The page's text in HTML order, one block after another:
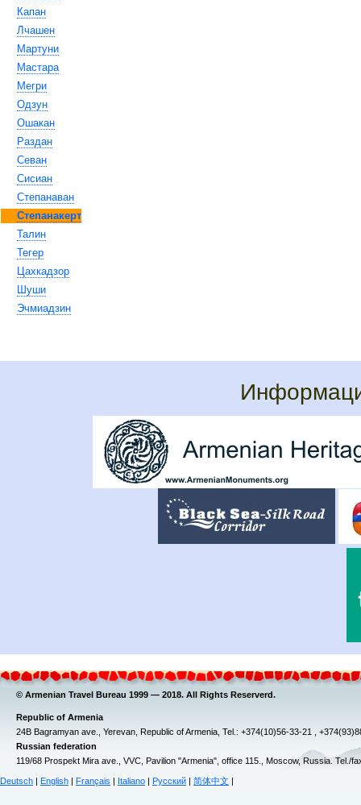
Капан
Лчашен
Мартуни
Мастара
Мегри
Одзун
Ошакан
Раздан
Севан
Сисиан
Степанаван
Степанакерт
Талин
Тегер
Цахкадзор
Шуши
Эчмиадзин
© Armenian Travel Bureau 1999 — 2018. All Rights Reserverd.
Republic of Armenia
24B Bagramyan ave., Yerevan, Republic of Armenia, Tel.: +374(10)56-33-21 ,
Russian federation
119/68 Prospekt Mira ave., VVC, Pavilion "Armenia", office 115., Moscow, Russia. Tel./
Deutsch English Français Italiano Русский 简体中文